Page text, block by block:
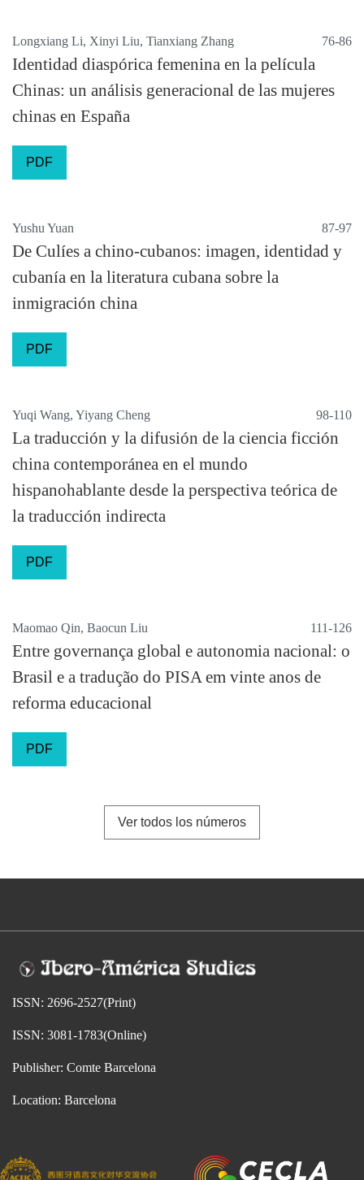
Longxiang Li, Xinyi Liu, Tianxiang Zhang 76-86
Identidad diaspórica femenina en la película
Chinas: un análisis generacional de las mujeres
chinas en España
PDF
Yushu Yuan 87-97
De Culíes a chino-cubanos: imagen, identidad y
cubanía en la literatura cubana sobre la
inmigración china
PDF
Yuqi Wang, Yiyang Cheng 98-110
La traducción y la difusión de la ciencia ficción
china contemporánea en el mundo
hispanohablante desde la perspectiva teórica de
la traducción indirecta
PDF
Maomao Qin, Baocun Liu 111-126
Entre governança global e autonomia nacional: o
Brasil e a tradução do PISA em vinte anos de
reforma educacional
PDF
Ver todos los números
ISSN: 2696-2527(Print)
ISSN: 3081-1783(Online)
Publisher: Comte Barcelona
Location: Barcelona